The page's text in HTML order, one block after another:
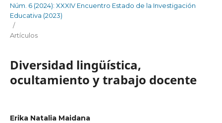
Núm. 6 (2024): XXXIV Encuentro Estado de la Investigación
Educativa (2023)
/
Artículos
Diversidad lingüística,
ocultamiento y trabajo docente
Erika Natalia Maidana